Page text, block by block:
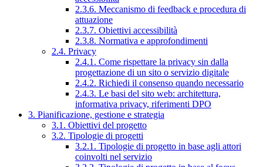
2.3.6. Meccanismo di feedback e procedura di
attuazione
2.3.7. Obiettivi accessibilità
2.3.8. Normativa e approfondimenti
2.4. Privacy
2.4.1. Come rispettare la privacy sin dalla
progettazione di un sito o servizio digitale
2.4.2. Richiedi il consenso quando necessario
2.4.3. Le basi del sito web: architettura,
informativa privacy, riferimenti DPO
3. Pianificazione, gestione e strategia
3.1. Obiettivi del progetto
3.2. Tipologie di progetti
3.2.1. Tipologie di progetto in base agli attori
coinvolti nel servizio